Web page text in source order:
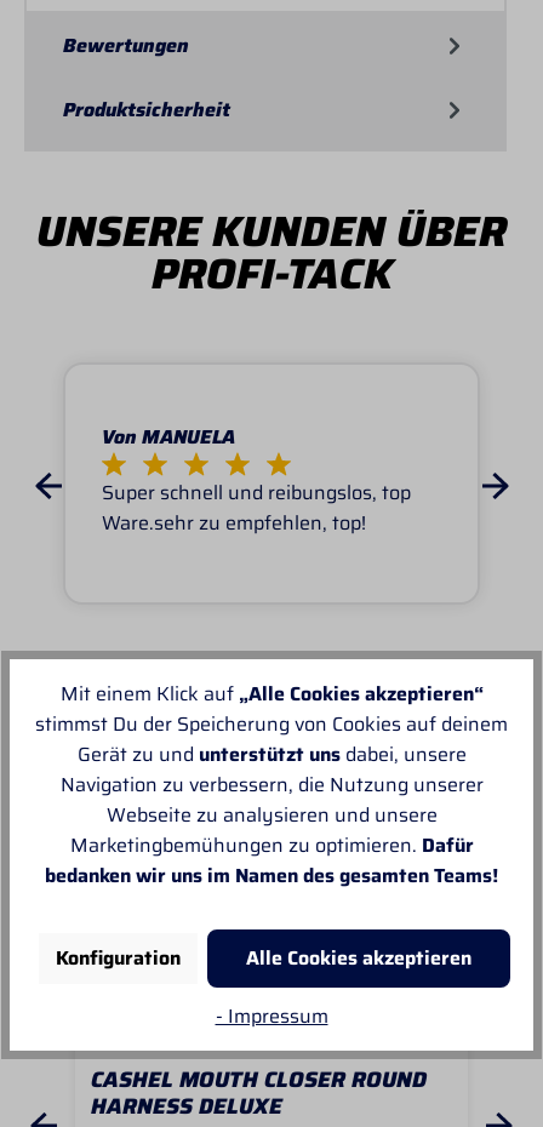
Bewertungen
Produktsicherheit
UNSERE KUNDEN ÜBER
PROFI-TACK
Von MANUELA
Super schnell und reibungslos, top
Ware.sehr zu empfehlen, top!
Unsere Empfehlungen
Sale %
CASHEL MOUTH CLOSER ROUND
HARNESS DELUXE
Mit einem Klick auf „Alle Cookies akzeptieren“
stimmst Du der Speicherung von Cookies auf deinem
Gerät zu und unterstützt unsdabei, unsere
Navigation zu verbessern, die Nutzung unserer
Webseite zu analysieren und unsere
Marketingbemühungen zu optimieren. Dafür
bedanken wir uns im Namen des gesamten Teams!
Konfiguration
Alle Cookies akzeptieren
- Impressum